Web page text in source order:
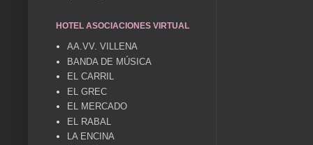
HOTEL ASOCIACIONES VIRTUAL
AA.VV. VILLENA
BANDA DE MÚSICA
EL CARRIL
EL GREC
EL MERCADO
EL RABAL
LA ENCINA